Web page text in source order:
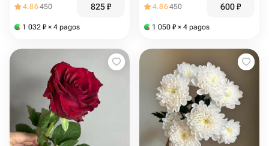
4.86450 825₽
1 032 ₽ × 4 pagos
4.86450 600₽
1 050 ₽ × 4 pagos